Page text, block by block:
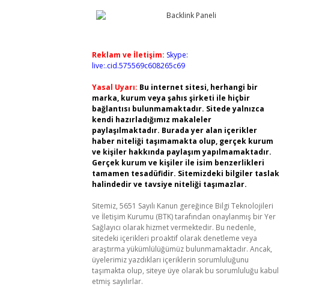
Reklam ve İletişim: Skype:
live:.cid.575569c608265c69
Yasal Uyarı: Bu internet sitesi, herhangi bir
marka, kurum veya şahıs şirketi ile hiçbir
bağlantısı bulunmamaktadır. Sitede yalnızca
kendi hazırladığımız makaleler
paylaşılmaktadır. Burada yer alan içerikler
haber niteliği taşımamakta olup, gerçek kurum
ve kişiler hakkında paylaşım yapılmamaktadır.
Gerçek kurum ve kişiler ile isim benzerlikleri
tamamen tesadüfidir. Sitemizdeki bilgiler taslak
halindedir ve tavsiye niteliği taşımazlar.
Sitemiz, 5651 Sayılı Kanun gereğince Bilgi Teknolojileri
ve İletişim Kurumu (BTK) tarafından onaylanmış bir Yer
Sağlayıcı olarak hizmet vermektedir. Bu nedenle,
sitedeki içerikleri proaktif olarak denetleme veya
araştırma yükümlülüğümüz bulunmamaktadır. Ancak,
üyelerimiz yazdıkları içeriklerin sorumluluğunu
taşımakta olup, siteye üye olarak bu sorumluluğu kabul
etmiş sayılırlar.